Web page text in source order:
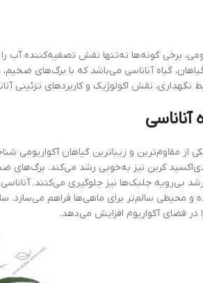
نقش تصفیه‌کننده آب را ایفا می‌کنند،
می‌باشد که با برگ‌های ضخیم، رنگ سبز تیره
و کاربردهای تزئینی آناناسی در
گیاهان آکواریومی شناخته می‌شود. این
به‌خوبی رشد می‌کند. برگ‌های ضخیم و سبز تیره
جلوگیری می‌کنند. آناناسی نقش مهمی در
ماهی‌ها فراهم می‌سازد. ساختار فشرده و
افزایش می‌دهد.